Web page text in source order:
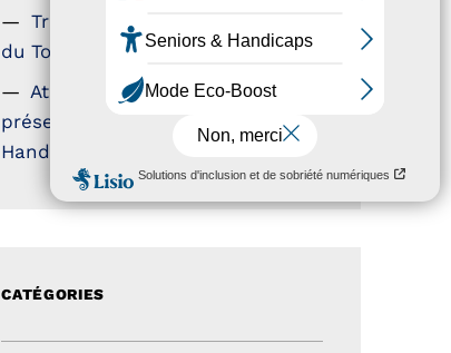
Trophées Horizons – Acteurs
du Tourisme Durable
Atout France – flyer
présentation label Tourisme &
Handicap
CATÉGORIES